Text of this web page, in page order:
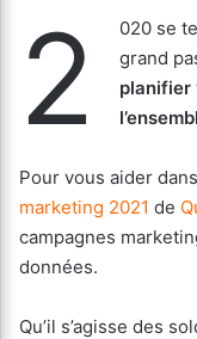
2
020 se
grand
planifier
Pour vous aider
marketing 2021 de
campagnes
données.
Qu’il s’agisse des